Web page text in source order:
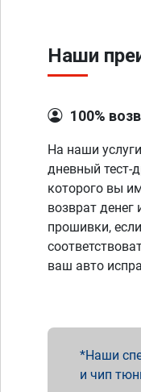
Наши
100%
На наши
дневный тест-
которого вы
возврат денег
прошивки,
ваш авто
Наши
и чип